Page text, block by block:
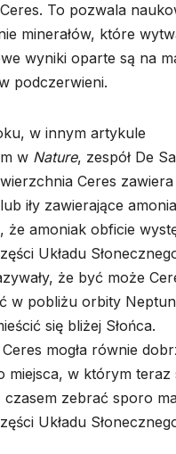
To pozwala
minerałów, które
wyniki oparte są na
podczerwieni.
w innym artykule
w Nature, zespół De
Ceres zawiera
iły zawierające
że amoniak obficie
Układu
że być może
w pobliżu orbity
się bliżej Słońca.
mogła równie
miejsca, w którym teraz
czasem zebrać sporo
Układu